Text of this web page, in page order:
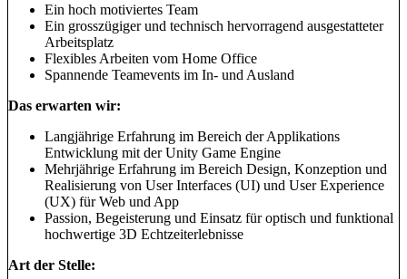
Ein hoch motiviertes Team
Ein grosszügiger und technisch hervorragend ausgestatteter
Arbeitsplatz
Flexibles Arbeiten vom Home Office
Spannende Teamevents im In- und Ausland
Das erwarten wir:
Langjährige Erfahrung im Bereich der Applikations
Entwicklung mit der Unity Game Engine
Mehrjährige Erfahrung im Bereich Design, Konzeption und
Realisierung von User Interfaces (UI) und User Experience
(UX) für Web und App
Passion, Begeisterung und Einsatz für optisch und funktional
hochwertige 3D Echtzeiterlebnisse
Art der Stelle: